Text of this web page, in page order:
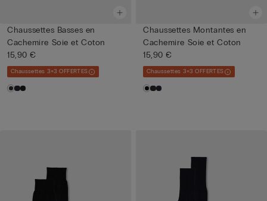
Chaussettes Basses en
Cachemire Soie et Coton
15,90 €
Chaussettes 3+3 OFFERTES
Chaussettes Montantes en
Cachemire Soie et Coton
15,90 €
Chaussettes 3+3 OFFERTES